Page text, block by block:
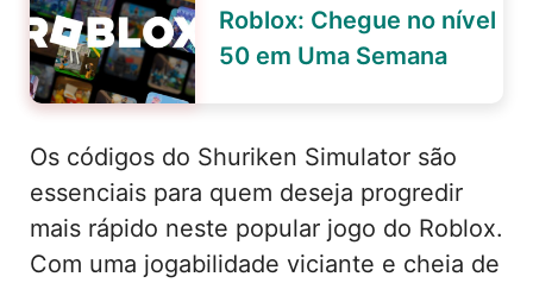
Roblox: Chegue no nível
50 em Uma Semana
Os códigos do Shuriken Simulator são
essenciais para quem deseja progredir
mais rápido neste popular jogo do Roblox.
Com uma jogabilidade viciante e cheia de